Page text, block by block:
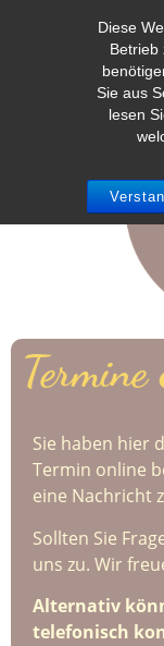
Diese
Betrieb
Sie aus
lesen
Sie haben hier
Termin online
eine Nachricht
Sollten Sie
uns zu. Wir
Alternativ
telefonisch